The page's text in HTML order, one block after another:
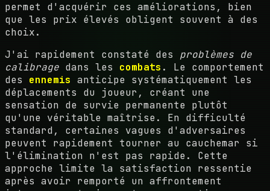
permet d'acquérir ces améliorations, bien
que les prix élevés obligent souvent à des
choix.
J'ai rapidement constaté des problèmes de
calibrage dans les combats . Le comportement
des ennemis anticipe systématiquement les
déplacements du joueur, créant une
sensation de survie permanente plutôt
qu'une véritable maîtrise. En difficulté
standard, certaines vagues d'adversaires
peuvent rapidement tourner au cauchemar si
l'élimination n'est pas rapide. Cette
approche limite la satisfaction ressentie
après avoir remporté un affrontement